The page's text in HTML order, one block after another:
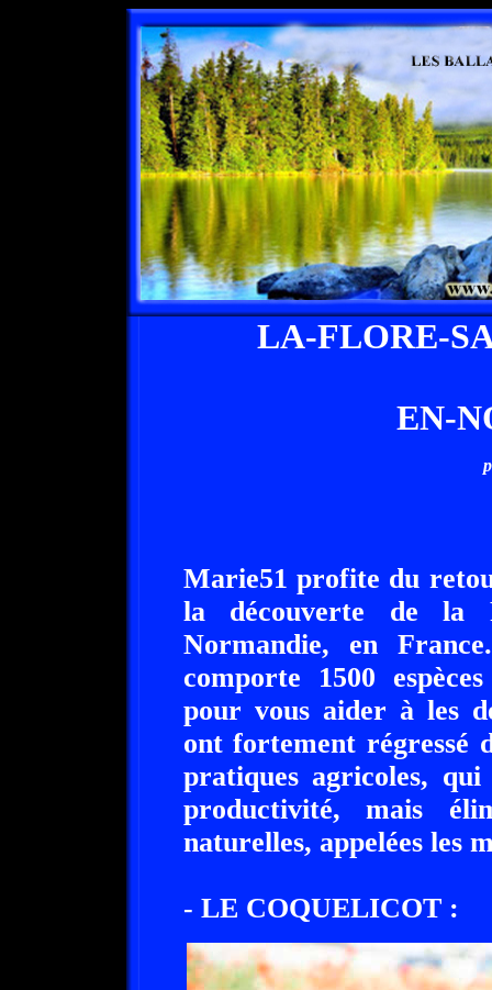
LA-FLORE-
EN-
Marie51 profite du
la découverte de la
Normandie, en
comporte 1500
pour vous aider à les
ont fortement régressé
pratiques agricoles,
productivité, mais
naturelles, appelées les
- LE COQUELICOT :